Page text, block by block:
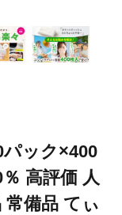
ック×400
高評価 人
備品 てぃ